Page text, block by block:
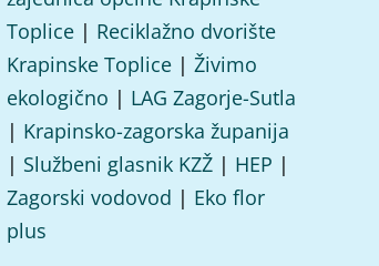
Toplice | Reciklažno dvorište
Krapinske Toplice | Živimo
ekologično | LAG Zagorje-Sutla
| Krapinsko-zagorska županija
| Službeni glasnik KZŽ | HEP |
Zagorski vodovod | Eko flor
plus